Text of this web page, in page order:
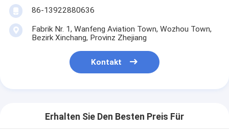
86-13922880636
Fabrik Nr. 1, Wanfeng Aviation Town, Wozhou Town,
Bezirk Xinchang, Provinz Zhejiang
Kontakt
Erhalten Sie Den Besten Preis Für